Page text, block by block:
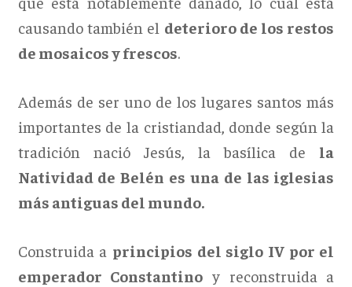
causando también el deterioro de los restos
de mosaicos y frescos.
Además de ser uno de los lugares santos más
importantes de la cristiandad, donde según la
tradición nació Jesús, la basílica de la
Natividad de Belén es una de las iglesias
más antiguas del mundo.
Construida a principios del siglo IV por el
emperador Constantino y reconstruida a